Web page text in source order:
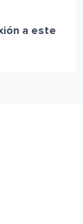
a este